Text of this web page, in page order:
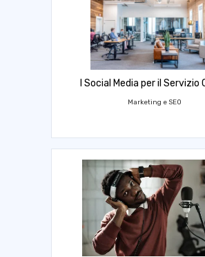
I Social Media per il Servizio
Marketing e SEO